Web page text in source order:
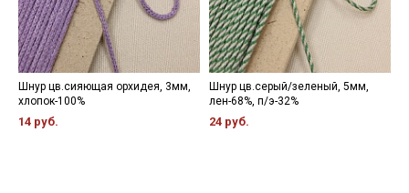
Шнур цв.сияющая орхидея, 3мм,
хлопок-100%
14 руб.
Шнур цв.серый/зеленый, 5мм,
лен-68%, п/э-32%
24 руб.